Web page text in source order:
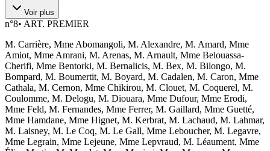
Voir plus
n°8• ART. PREMIER
M. Carrière, Mme Abomangoli, M. Alexandre, M. Amard, Mme
Amiot, Mme Amrani, M. Arenas, M. Arnault, Mme Belouassa-
Cherifi, Mme Bentorki, M. Bernalicis, M. Bex, M. Bilongo, M.
Bompard, M. Boumertit, M. Boyard, M. Cadalen, M. Caron, Mme
Cathala, M. Cernon, Mme Chikirou, M. Clouet, M. Coquerel, M.
Coulomme, M. Delogu, M. Diouara, Mme Dufour, Mme Erodi,
Mme Feld, M. Fernandes, Mme Ferrer, M. Gaillard, Mme Guetté,
Mme Hamdane, Mme Hignet, M. Kerbrat, M. Lachaud, M. Lahmar,
M. Laisney, M. Le Coq, M. Le Gall, Mme Leboucher, M. Legavre,
Mme Legrain, Mme Lejeune, Mme Lepvraud, M. Léaument, Mme